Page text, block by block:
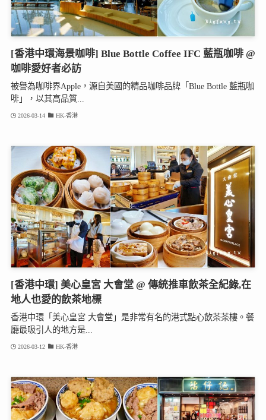
[香港中環海景咖啡] Blue Bottle Coffee IFC 藍瓶咖啡 @
咖啡愛好者必訪
被譽為咖啡界Apple，源自美國的精品咖啡品牌「Blue Bottle 藍瓶咖
啡」，以其高品質...
2026-03-14 HK-香港
[香港中環] 美心皇宮 大會堂 @ 傳統推車飲茶全紀錄,在
地人也愛的飲茶地標
香港中環「美心皇宮 大會堂」是非常有名的港式點心飲茶茶樓。餐
廳最吸引人的地方是...
2026-03-12 HK-香港